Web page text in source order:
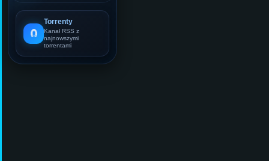
🧲
Torrenty
Kanał RSS z
najnowszymi
torrentami